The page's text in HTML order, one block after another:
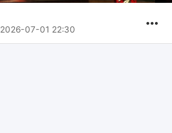
2026-07-01 22:30